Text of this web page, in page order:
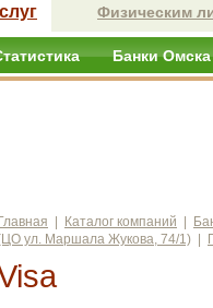
Физическим
Банки Омска
Главная Каталог компаний
ул. Маршала Жукова, 74/1)